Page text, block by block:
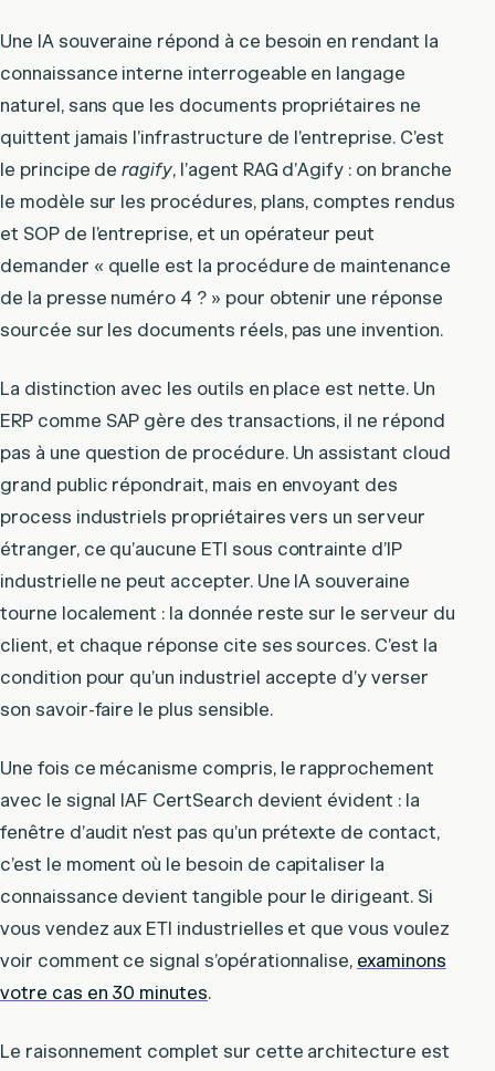
Une IA souveraine répond à ce besoin en rendant la
connaissance interne interrogeable en langage
naturel, sans que les documents propriétaires ne
quittent jamais l’infrastructure de l’entreprise. C’est
le principe deragify, l’agent RAG d’Agify : on branche
le modèle sur les procédures, plans, comptes rendus
et SOP de l’entreprise, et un opérateur peut
demander « quelle est la procédure de maintenance
de la presse numéro 4 ? » pour obtenir une réponse
sourcée sur les documents réels, pas une invention.
La distinction avec les outils en place est nette. Un
ERP comme SAP gère des transactions, il ne répond
pas à une question de procédure. Un assistant cloud
grand public répondrait, mais en envoyant des
process industriels propriétaires vers un serveur
étranger, ce qu’aucune ETI sous contrainte d’IP
industrielle ne peut accepter. Une IA souveraine
tourne localement : la donnée reste sur le serveur du
client, et chaque réponse cite ses sources. C’est la
condition pour qu’un industriel accepte d’y verser
son savoir-faire le plus sensible.
Une fois ce mécanisme compris, le rapprochement
avec le signal IAF CertSearch devient évident : la
fenêtre d’audit n’est pas qu’un prétexte de contact,
c’est le moment où le besoin de capitaliser la
connaissance devient tangible pour le dirigeant. Si
vous vendez aux ETI industrielles et que vous voulez
voir comment ce signal s’opérationnalise, examinons
votre cas en 30 minutes.
Le raisonnement complet sur cette architecture est